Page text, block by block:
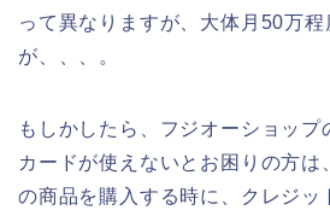
って異なりますが、大体月50万
が、、、。
もしかしたら、フジオーショップ
カードが使えないとお困りの方は
の商品を購入する時に、クレジッ